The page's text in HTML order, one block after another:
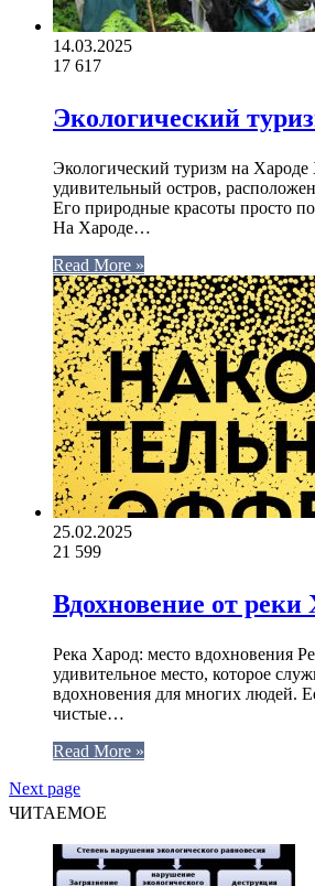
14.03.2025
17 617
Экологический
Экологический туризм на
удивительный остров,
Его природные красоты просто
На Хароде…
Read More »
25.02.2025
21 599
Вдохновение от реки
Река Харод: место вдохновения
удивительное место, которое
вдохновения для многих людей.
чистые…
Read More »
Next page
ЧИТАЕМОЕ